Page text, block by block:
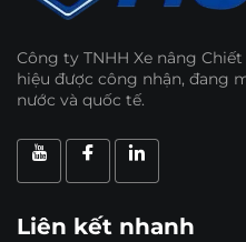
Công ty TNHH Xe nâng
hiệu được công nhận, đang
nước và quốc tế.
Liên kết nhanh